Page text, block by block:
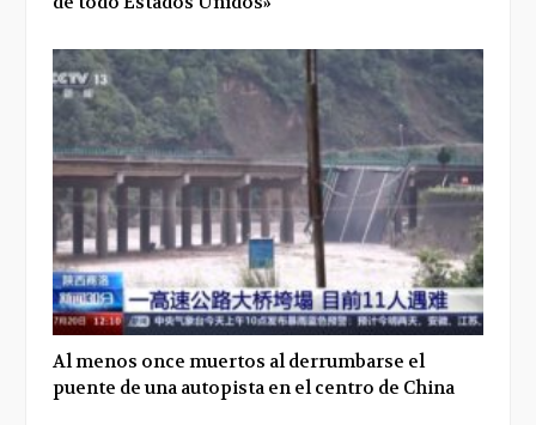
Al menos once muertos al derrumbarse el
puente de una autopista en el centro de China